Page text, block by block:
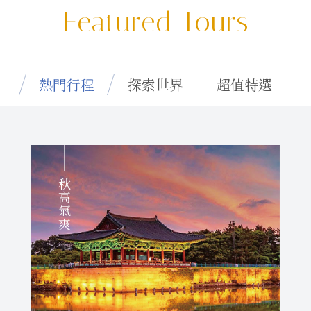
Featured Tours
熱門行程 探索世界 超值特選
秋高氣爽